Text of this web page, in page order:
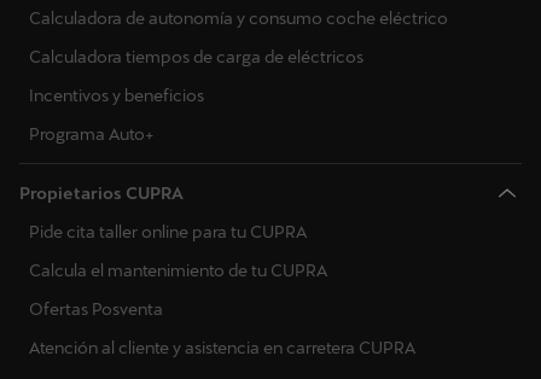
Calculadora de autonomía y consumo coche eléctrico
Calculadora tiempos de carga de eléctricos
Incentivos y beneficios
Programa Auto+
Propietarios CUPRA
Pide cita taller online para tu CUPRA
Calcula el mantenimiento de tu CUPRA
Ofertas Posventa
Atención al cliente y asistencia en carretera CUPRA